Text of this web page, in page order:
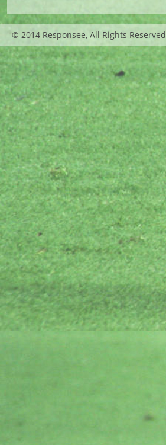
© 2014 Responsee, All Rights Reserved